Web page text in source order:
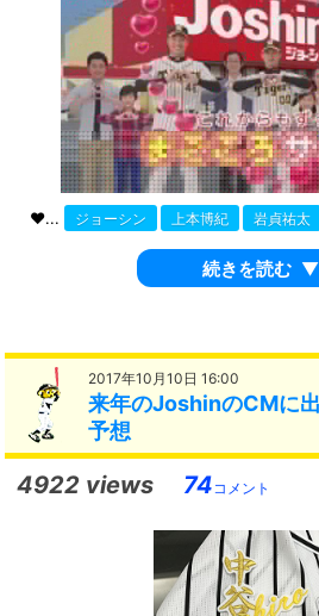
❤... ジョーシン 上本博紀 岩貞祐太
続きを読む
2017年10月10日 16:00
来年のJoshinのCMに
予想
4922 views 74 コメント